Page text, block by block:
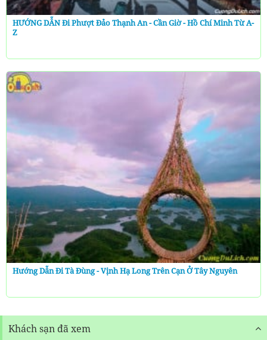
HƯỚNG DẪN Đi Phượt Đảo Thạnh An - Cần Giờ - Hồ Chí Minh Từ A-
Z
Hướng Dẫn Đi Tà Đùng - Vịnh Hạ Long Trên Cạn Ở Tây Nguyên
Khách sạn đã xem